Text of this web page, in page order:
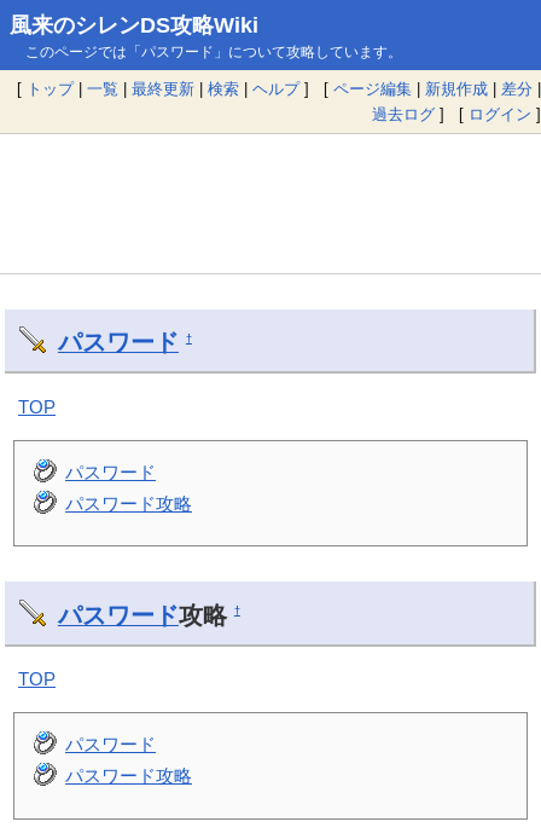
風来のシレンDS攻略Wiki
このページでは「パスワード」について攻略しています。
[ トップ| 一覧 | 最終更新 | 検索 | ヘルプ] [ ページ編集 | 新規作成 | 差分 |
過去ログ ] [ ログイン ]
パスワード †
TOP
パスワード
パスワード攻略
パスワード攻略 †
TOP
パスワード
パスワード攻略